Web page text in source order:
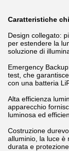
Caratteristiche
Design collegato:
per estendere la
soluzione di
Emergency
test, che
con una batteria
Alta efficienza
apparecchio
luminosa ed
Costruzione
alluminio, la luce è
durata e